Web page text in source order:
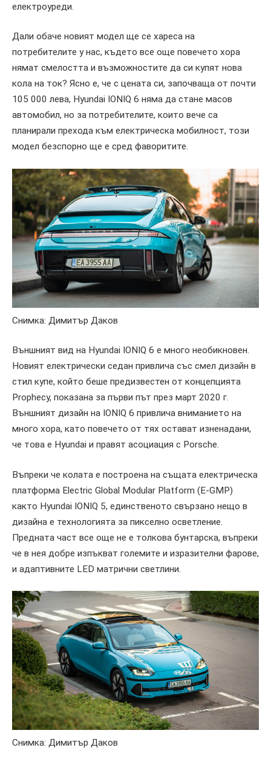
електроуреди.
Дали обаче новият модел ще се хареса на
потребителите у нас, където все още повечето хора
нямат смелостта и възможностите да си купят нова
кола на ток? Ясно е, че с цената си, започваща от почти
105 000 лева, Hyundai IONIQ 6 няма да стане масов
автомобил, но за потребителите, които вече са
планирали прехода към електрическа мобилност, този
модел безспорно ще е сред фаворитите.
Снимка: Димитър Даков
Външният вид на Hyundai IONIQ 6 е много необикновен.
Новият електрически седан привлича със смел дизайн в
стил купе, който беше предизвестен от концепцията
Prophecy, показана за първи път през март 2020 г.
Външният дизайн на IONIQ 6 привлича вниманието на
много хора, като повечето от тях остават изненадани,
че това е Hyundai и правят асоциация с Porsche.
Въпреки че колата е построена на същата електрическа
платформа Electric Global Modular Platform (E-GMP)
както Hyundai IONIQ 5, единственото свързано нещо в
дизайна е технологията за пикселно осветление.
Предната част все още не е толкова бунтарска, въпреки
че в нея добре изпъкват големите и изразителни фарове,
и адаптивните LED матрични светлини.
Снимка: Димитър Даков